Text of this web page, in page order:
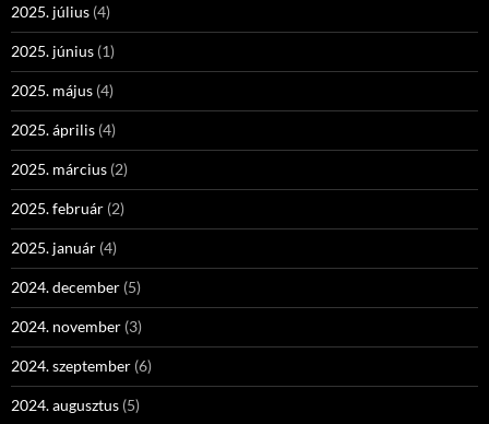
2025. július (4)
2025. június (1)
2025. május (4)
2025. április (4)
2025. március (2)
2025. február (2)
2025. január (4)
2024. december (5)
2024. november (3)
2024. szeptember (6)
2024. augusztus (5)